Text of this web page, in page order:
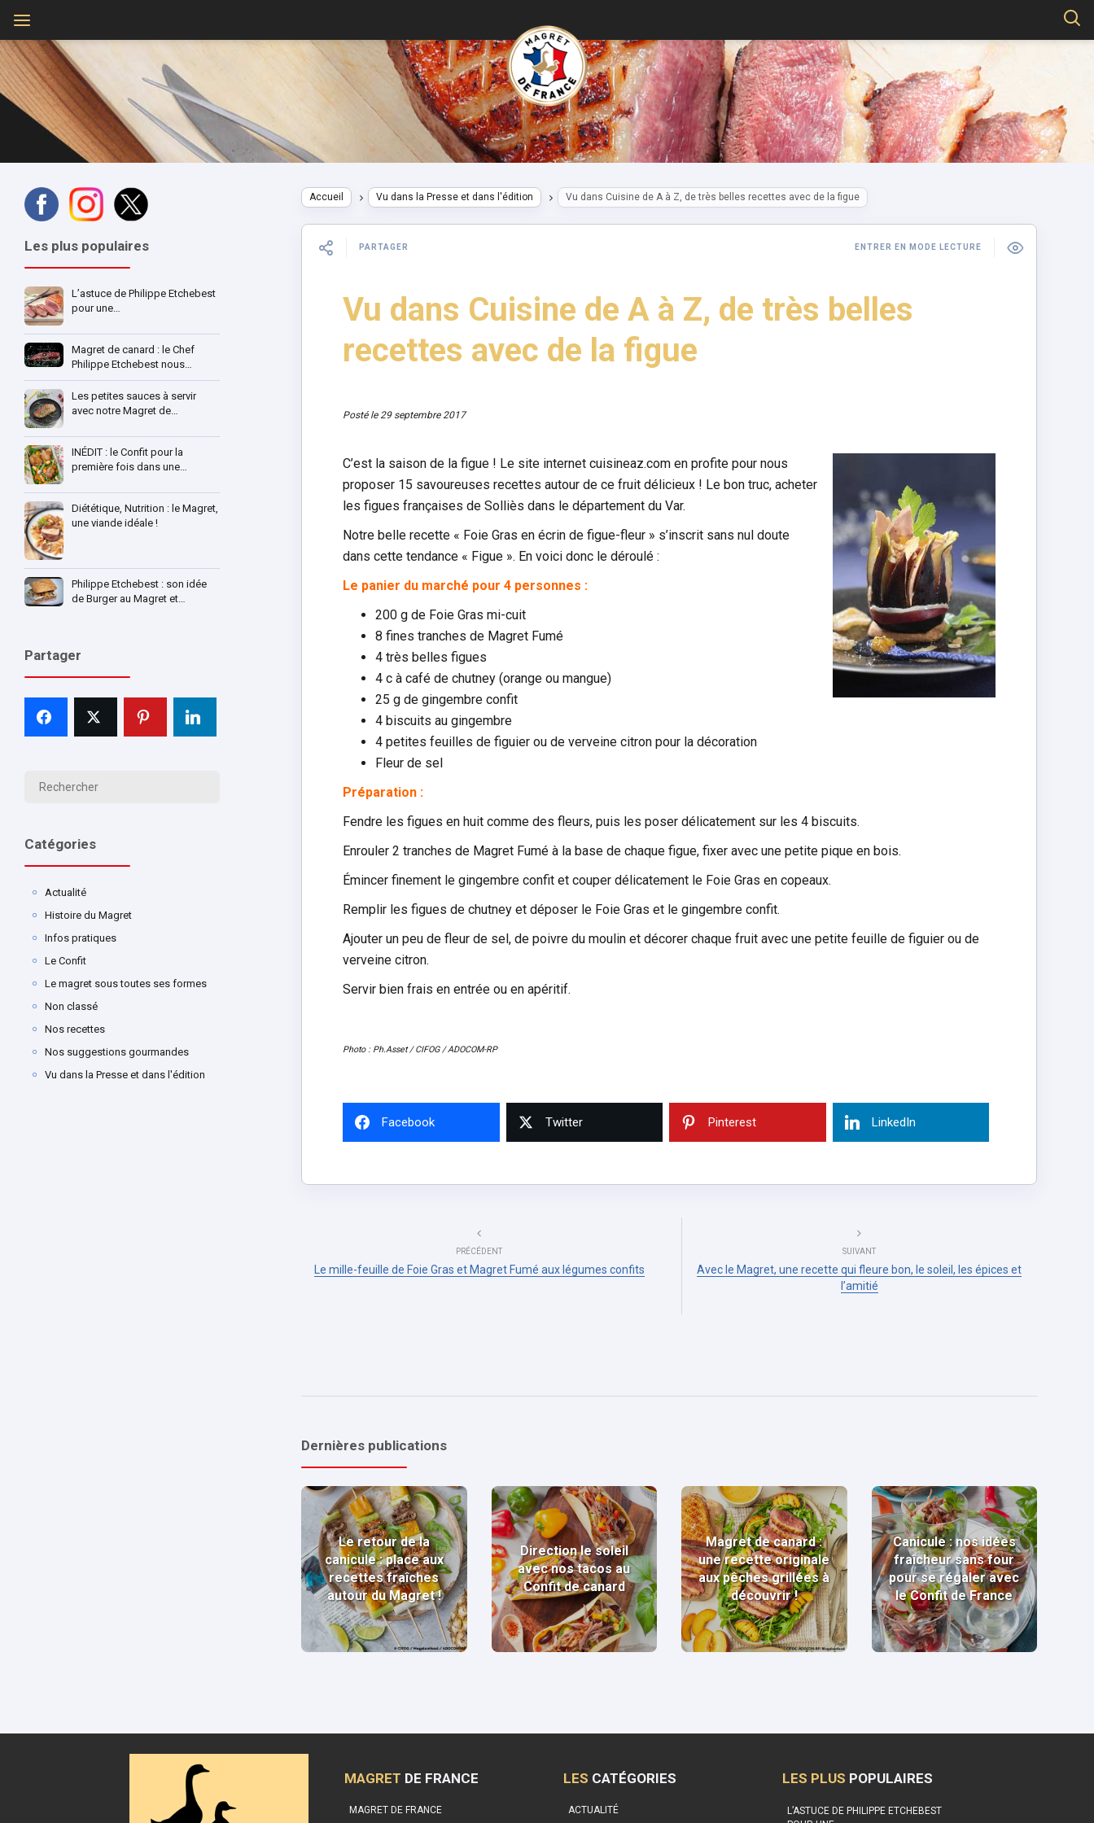
Les plus populaires
L’astuce de Philippe Etchebest
pour une…
Magret de canard : le Chef
Philippe Etchebest nous…
Les petites sauces à servir
avec notre Magret de…
INÉDIT : le Confit pour la
première fois dans une…
Diététique, Nutrition : le Magret,
une viande idéale !
Philippe Etchebest : son idée
de Burger au Magret et…
Partager
Catégories
Actualité
Histoire du Magret
Infos pratiques
Le Confit
Le magret sous toutes ses formes
Non classé
Nos recettes
Nos suggestions gourmandes
Vu dans la Presse et dans l'édition
Accueil Vu dans la Presse et dans l'édition Vu dans Cuisine de A à Z, de très belles recettes avec de la figue
PARTAGER ENTRER EN MODE LECTURE
Vu dans Cuisine de A à Z, de très belles
recettes avec de la figue
Posté le29 septembre 2017
C’est la saison de la figue ! Le site internet cuisineaz.com en profite pour nous
proposer 15 savoureuses recettes autour de ce fruit délicieux ! Le bon truc, acheter
les figues françaises de Solliès dans le département du Var.
Notre belle recette « Foie Gras en écrin de figue-fleur » s’inscrit sans nul doute
dans cette tendance « Figue ». En voici donc le déroulé :
Le panier du marché pour 4 personnes :
200 g de Foie Gras mi-cuit
8 fines tranches de Magret Fumé
4 très belles figues
4 c à café de chutney (orange ou mangue)
25 g de gingembre confit
4 biscuits au gingembre
4 petites feuilles de figuier ou de verveine citron pour la décoration
Fleur de sel
Préparation :
Fendre les figues en huit comme des fleurs, puis les poser délicatement sur les 4 biscuits.
Enrouler 2 tranches de Magret Fumé à la base de chaque figue, fixer avec une petite pique en bois.
Émincer finement le gingembre confit et couper délicatement le Foie Gras en copeaux.
Remplir les figues de chutney et déposer le Foie Gras et le gingembre confit.
Ajouter un peu de fleur de sel, de poivre du moulin et décorer chaque fruit avec une petite feuille de figuier ou de
verveine citron.
Servir bien frais en entrée ou en apéritif.
Photo : Ph.Asset / CIFOG / ADOCOM-RP
Facebook Twitter Pinterest LinkedIn
PRÉCÉDENT
Le mille-feuille de Foie Gras et Magret Fumé aux légumes confits
SUIVANT
Avec le Magret, une recette qui fleure bon, le soleil, les épices et
l’amitié
Dernières publications
Le retour de la
canicule : place aux
recettes fraîches
autour du Magret !
Direction le soleil
avec nos tacos au
Confit de canard
Magret de canard :
une recette originale
aux pêches grillées à
découvrir !
Canicule : nos idées
fraîcheur sans four
pour se régaler avec
le Confit de France
MAGRET DE FRANCE
MAGRET DE FRANCE
LES CATÉGORIES
ACTUALITÉ
LES PLUS POPULAIRES
L’ASTUCE DE PHILIPPE ETCHEBEST